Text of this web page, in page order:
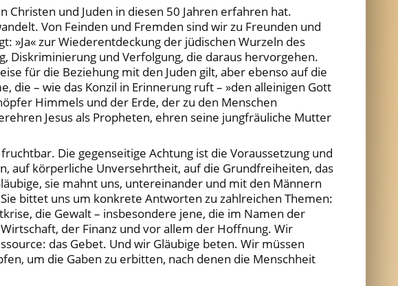
und Juden in diesen 50 Jahren erfahren hat.
Von Feinden und Fremden sind wir zu Freunden und
»Ja« zur Wiederentdeckung der jüdischen Wurzeln des
Diskriminierung und Verfolgung, die daraus hervorgehen.
für die Beziehung mit den Juden gilt, aber ebenso auf die
die – wie das Konzil in Erinnerung ruft – »den alleinigen Gott
Himmels und der Erde, der zu den Menschen
Jesus als Propheten, ehren seine jungfräuliche Mutter
Die gegenseitige Achtung ist die Voraussetzung und
auf körperliche Unversehrtheit, auf die Grundfreiheiten, das
sie mahnt uns, untereinander und mit den Männern
bittet uns um konkrete Antworten zu zahlreichen Themen:
die Gewalt – insbesondere jene, die im Namen der
der Finanz und vor allem der Hoffnung. Wir
das Gebet. Und wir Gläubige beten. Wir müssen
um die Gaben zu erbitten, nach denen die Menschheit